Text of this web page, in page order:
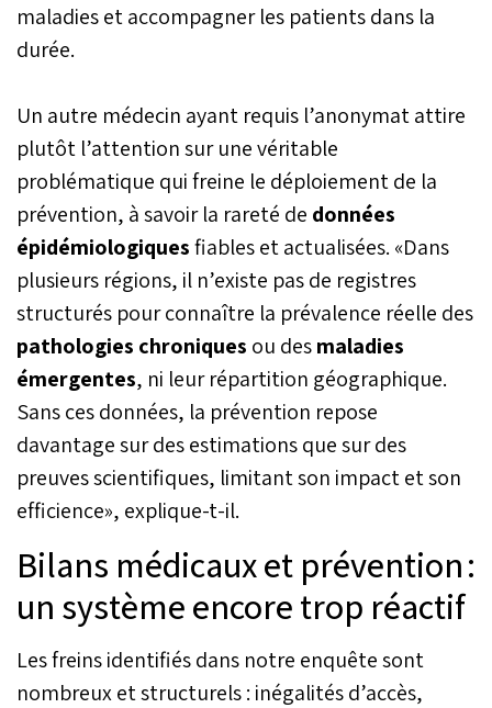
maladies et accompagner les patients dans la
durée.
Un autre médecin ayant requis l’anonymat attire
plutôt l’attention sur une véritable
problématique qui freine le déploiement de la
prévention, à savoir la rareté de données
épidémiologiquesfiables et actualisées. «Dans
plusieurs régions, il n’existe pas de registres
structurés pour connaître la prévalence réelle des
pathologies chroniques ou desmaladies
émergentes, ni leur répartition géographique.
Sans ces données, la prévention repose
davantage sur des estimations que sur des
preuves scientifiques, limitant son impact et son
efficience», explique-t-il.
Bilans médicaux et prévention :
un système encore trop réactif
Les freins identifiés dans notre enquête sont
nombreux et structurels : inégalités d’accès,